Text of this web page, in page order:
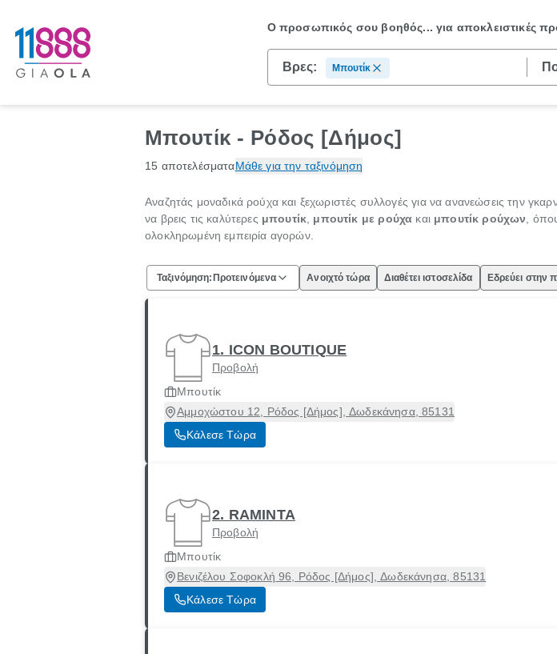
Ο προσωπικός σου βοηθός...για αποκλειστικές
Βρες: Μπουτίκ
Μπουτίκ - Ρόδος [Δήμος]
15 αποτελέσματαΜάθε για την ταξινόμηση
Αναζητάς μοναδικά ρούχα και ξεχωριστές συλλογές για να ανανεώσεις την
να βρεις τις καλύτερες μπουτίκ μπουτίκ με ρούχα και μπουτίκ ρούχων ,
ολοκληρωμένη εμπειρία αγορών.
Ταξινόμηση: Προτεινόμενα Ανοιχτό τώρα Διαθέτει ιστοσελίδα Εδρεύει στην
1. ICON BOUTIQUE
Προβολή
Μπουτίκ
Αμμοχώστου 12, Ρόδος [Δήμος], Δωδεκάνησα, 85131
Κάλεσε Τώρα
2. RAMINTA
Προβολή
Μπουτίκ
Βενιζέλου Σοφοκλή 96, Ρόδος [Δήμος], Δωδεκάνησα, 85131
Κάλεσε Τώρα